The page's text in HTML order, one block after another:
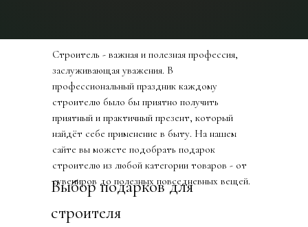
Строитель - важная и полезная профессия,
заслуживающая уважения. В
профессиональный праздник каждому
строителю было бы приятно получить
приятный и практичный презент, который
найдёт себе применение в быту. На нашем
сайте вы можете подобрать подарок
строителю из любой категории товаров - от
сувениров до полезных повседневных вещей.
Выбор подарков для
строителя